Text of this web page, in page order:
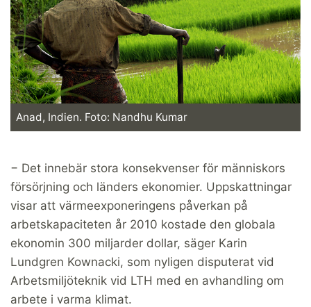
Anad, Indien. Foto: Nandhu Kumar
− Det innebär stora konsekvenser för människors
försörjning och länders ekonomier. Uppskattningar
visar att värmeexponeringens påverkan på
arbetskapaciteten år 2010 kostade den globala
ekonomin 300 miljarder dollar, säger Karin
Lundgren Kownacki, som nyligen disputerat vid
Arbetsmiljöteknik vid LTH med en avhandling om
arbete i varma klimat.